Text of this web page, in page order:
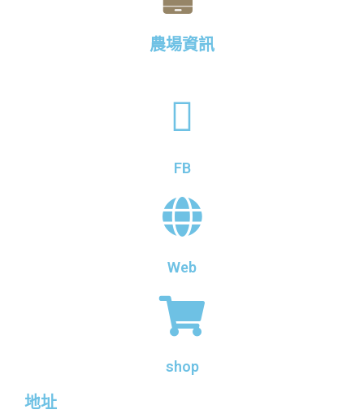
農場資訊
地址
Web
shop
FB